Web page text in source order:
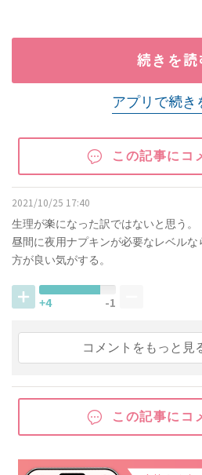
続きを読
アプリで続き
この記事にコ
2021/10/25 17:40
生理が楽になった訳ではないと思う。
昼間に夜用ナプキンが必要なレベルな
方が良い気がする。
+4 -1
コメントをもっと見
この記事にコ